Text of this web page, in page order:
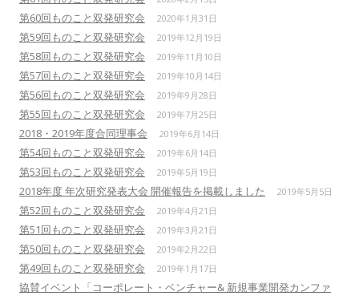
第60回ものこと双発研究会 2020年1月31日
第59回ものこと双発研究会 2019年12月19日
第58回ものこと双発研究会 2019年11月10日
第57回ものこと双発研究会 2019年10月14日
第56回ものこと双発研究会 2019年9月28日
第55回ものこと双発研究会 2019年7月25日
2018・2019年度合同理事会 2019年6月14日
第54回ものこと双発研究会 2019年6月14日
第53回ものこと双発研究会 2019年5月19日
2018年度 年次研究発表大会 開催報告を掲載しました 2019年5月5日
第52回ものこと双発研究会 2019年4月21日
第51回ものこと双発研究会 2019年3月21日
第50回ものこと双発研究会 2019年2月22日
第49回ものこと双発研究会 2019年1月17日
協賛イベント「コーポレート・ベンチャー& 新規事業開発カンファ